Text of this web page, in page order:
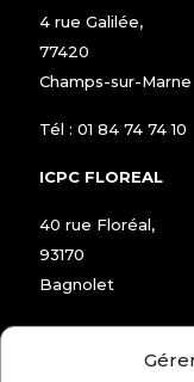
4 rue Galilée,
77420
Champs-sur-Marne
Tél : 01 84 74 74 10
ICPC FLOREAL
40 rue Floréal,
93170
Bagnolet
Tél :01 48 97 72 04